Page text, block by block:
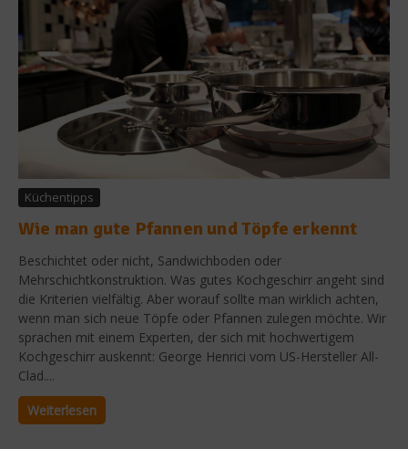
Küchentipps
Wie man gute Pfannen und Töpfe erkennt
Beschichtet oder nicht, Sandwichboden oder
Mehrschichtkonstruktion. Was gutes Kochgeschirr angeht sind
die Kriterien vielfältig. Aber worauf sollte man wirklich achten,
wenn man sich neue Töpfe oder Pfannen zulegen möchte. Wir
sprachen mit einem Experten, der sich mit hochwertigem
Kochgeschirr auskennt: George Henrici vom US-Hersteller All-
Clad....
Weiterlesen